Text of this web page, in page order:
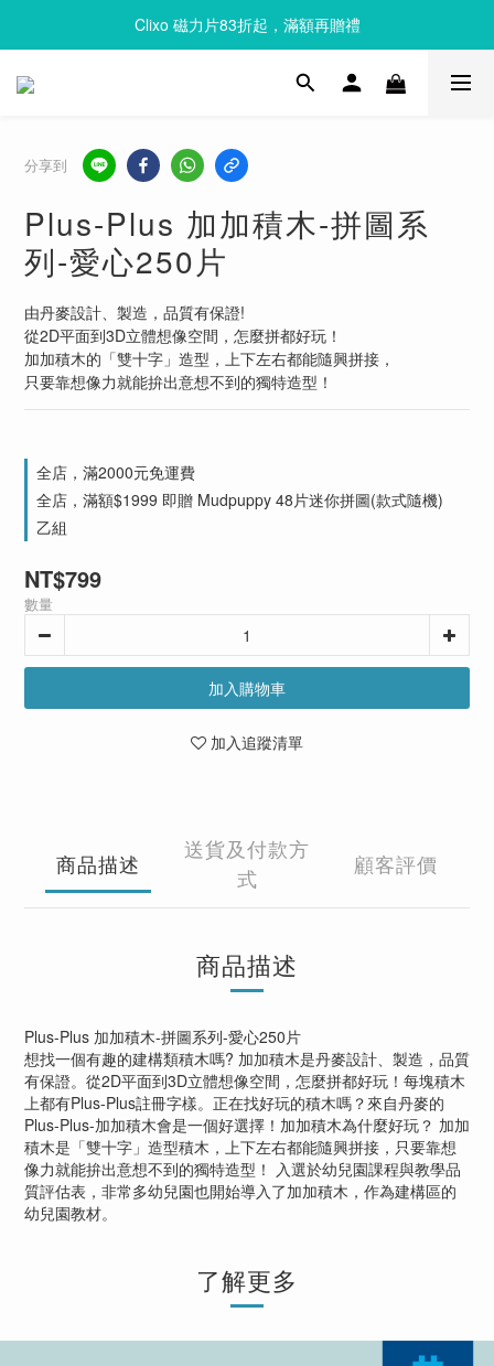
Clixo 磁力片83折起，滿額再贈禮
Clixo 磁力片83折起，滿額再贈禮
Queebi 酷比島 安撫巾 奶嘴玩偶 全新上市 首購 85折!!
分享到
Plus-Plus 加加積木-拼圖系
列-愛心250片
由丹麥設計、製造，品質有保證!
從2D平面到3D立體想像空間，怎麼拼都好玩！
加加積木的「雙十字」造型，上下左右都能隨興拼接，
只要靠想像力就能拚出意想不到的獨特造型！
全店，滿2000元免運費
全店，滿額$1999 即贈 Mudpuppy 48片迷你拼圖(款式隨機)
乙組
NT$799
數量
加入購物車
加入追蹤清單
商品描述
送貨及付款方
式
顧客評價
商品描述
Plus-Plus 加加積木-拼圖系列-愛心250片
想找一個有趣的建構類積木嗎? 加加積木是丹麥設計、製造，品質
有保證。從2D平面到3D立體想像空間，怎麼拼都好玩！每塊積木
上都有Plus-Plus註冊字樣。正在找好玩的積木嗎？來自丹麥的
Plus-Plus-加加積木會是一個好選擇！加加積木為什麼好玩？ 加加
積木是「雙十字」造型積木，上下左右都能隨興拼接，只要靠想
像力就能拚出意想不到的獨特造型！ 入選於幼兒園課程與教學品
質評估表，非常多幼兒園也開始導入了加加積木，作為建構區的
幼兒園教材。
了解更多